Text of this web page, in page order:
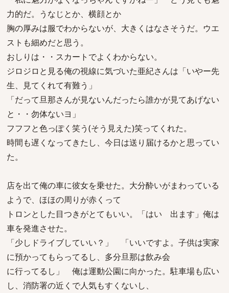
力的だ。うなじとか、横顔とか
胸の厚みは服でわからないが、大きくはなさそうだ。ウエ
ストも細めだと思う。
おしりは・・スカートでよくわからない。
ジロジロと見る俺の視線に気づいた亜紀さんは「いやー先
生、見てくれて有難う」
「だって旦那さんが見ないんだったら誰かが見てあげない
と・・勿体ないヨ」
フフフと色っぽく笑う(そう見えた)笑ってくれた。
時間も遅くなってきたし、今日は送り届けるかと思ってい
た。
店を出て俺の車に彼女を乗せた。大分酔いがまわっている
ようで、ほほの周りが赤くって
トロンとした目つきがとてもいい。「はい 出ます」俺は
車を発進させた。
「少しドライブしていい？」 「いいですよ。子供は実家
に預かってもらってるし、多分旦那は飲み会
に行ってるし」 俺は運動公園に向かった。駐車場も広い
し、消防署の近くで人気もすくないし、